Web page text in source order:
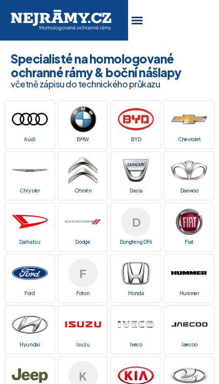
Specialisté na homologované
ochranné rámy & boční nášlapy
včetně zápisu do technického průkazu
Audi BMW BYD Chevrolet
Chrysler Citroën Dacia Daewoo
Daihatsu Dodge
D
Dongfeng DF6 Fiat
Ford
F
Foton Honda Hummer
Hyundai Isuzu Iveco Jaecoo
K